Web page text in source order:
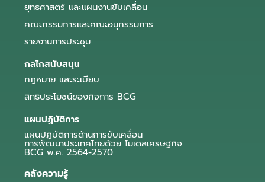
ยุทธศาสตร์ และแผนงานขับเคลื่อน
คณะกรรมการและคณะอนุกรรมการ
รายงานการประชุม
กลไกสนับสนุน
กฎหมาย และระเบียบ
สิทธิประโยชน์ของกิจการ BCG
แผนปฏิบัติการ
แผนปฏิบัติการด้านการขับเคลื่อน
การพัฒนาประเทศไทยด้วย โมเดลเศรษฐกิจ
BCG พ.ศ. 2564-2570
คลังความรู้